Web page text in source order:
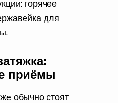
горячее
для
приёмы
обычно стоят